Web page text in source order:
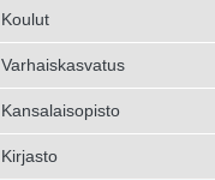
Koulut
Varhaiskasvatus
Kansalaisopisto
Kirjasto